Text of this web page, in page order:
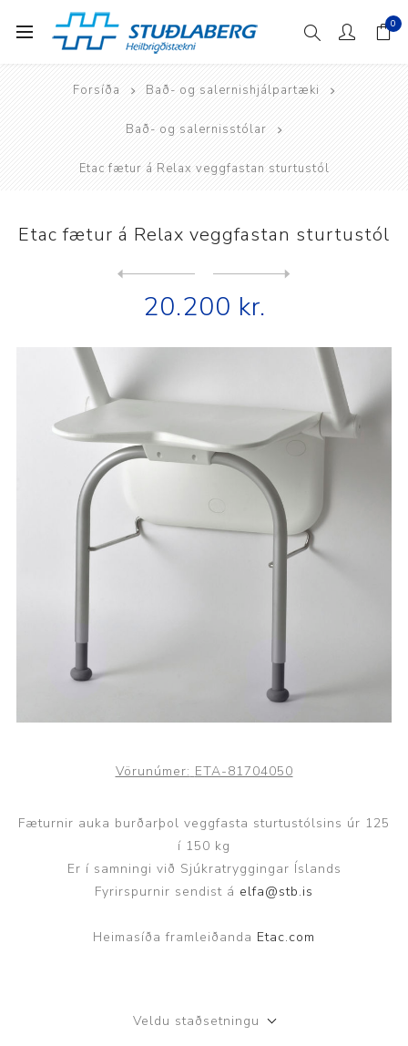
0
Forsíða Bað- og salernishjálpartæki
Bað- og salernisstólar
Etac fætur á Relax veggfastan sturtustól
Etac fætur á Relax veggfastan sturtustól
20.200 kr.
Vörunúmer: ETA-81704050
Fæturnir auka burðarþol veggfasta sturtustólsins úr 125
í 150 kg
Er í samningi við Sjúkratryggingar Íslands
Fyrirspurnir sendist á elfa@stb.is
Heimasíða framleiðanda Etac.com
Veldu staðsetningu